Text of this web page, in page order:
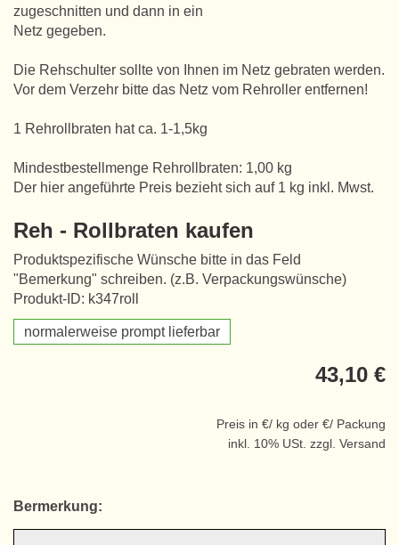
zugeschnitten und dann in ein
Netz gegeben.
Die Rehschulter sollte von Ihnen im Netz gebraten werden.
Vor dem Verzehr bitte das Netz vom Rehroller entfernen!
1 Rehrollbraten hat ca. 1-1,5kg
Mindestbestellmenge Rehrollbraten: 1,00 kg
Der hier angeführte Preis bezieht sich auf 1 kg inkl. Mwst.
Reh - Rollbraten kaufen
Produktspezifische Wünsche bitte in das Feld
"Bemerkung" schreiben. (z.B. Verpackungswünsche)
Produkt-ID: k347roll
normalerweise prompt lieferbar
43,10 €
Preis in €/ kg oder €/ Packung
inkl. 10% USt. zzgl. Versand
Bermerkung: